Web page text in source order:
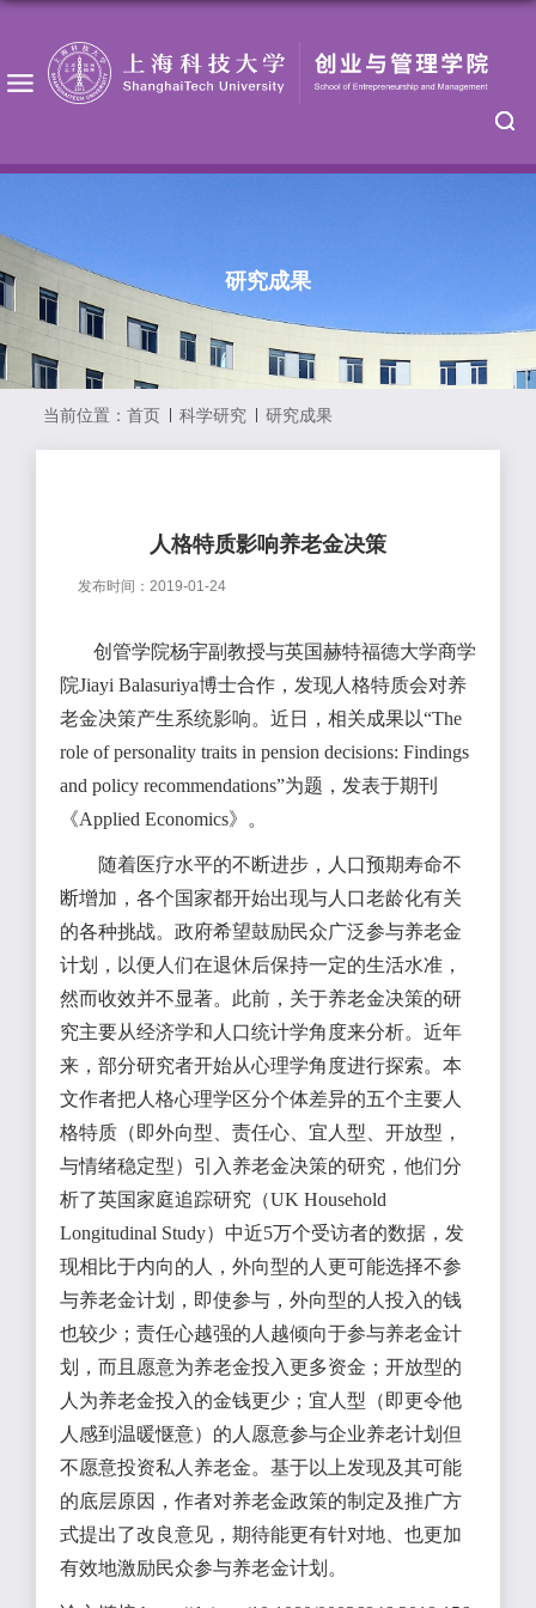
研究成果
当前位置： 首页 科学研究 研究成果
人格特质影响养老金决策
发布时间：2019-01-24
创管学院杨宇副教授与英国赫特福德大学商学
院Jiayi Balasuriya博士合作，发现人格特质会对养
老金决策产生系统影响。近日，相关成果以“The
role of personality traits in pension decisions: Findings
and policy recommendations”为题，发表于期刊
《Applied Economics》。
随着医疗水平的不断进步，人口预期寿命不
断增加，各个国家都开始出现与人口老龄化有关
的各种挑战。政府希望鼓励民众广泛参与养老金
计划，以便人们在退休后保持一定的生活水准，
然而收效并不显著。此前，关于养老金决策的研
究主要从经济学和人口统计学角度来分析。近年
来，部分研究者开始从心理学角度进行探索。本
文作者把人格心理学区分个体差异的五个主要人
格特质（即外向型、责任心、宜人型、开放型，
与情绪稳定型）引入养老金决策的研究，他们分
析了英国家庭追踪研究（UK Household
Longitudinal Study）中近5万个受访者的数据，发
现相比于内向的人，外向型的人更可能选择不参
与养老金计划，即使参与，外向型的人投入的钱
也较少；责任心越强的人越倾向于参与养老金计
划，而且愿意为养老金投入更多资金；开放型的
人为养老金投入的金钱更少；宜人型（即更令他
人感到温暖惬意）的人愿意参与企业养老计划但
不愿意投资私人养老金。基于以上发现及其可能
的底层原因，作者对养老金政策的制定及推广方
式提出了改良意见，期待能更有针对地、也更加
有效地激励民众参与养老金计划。